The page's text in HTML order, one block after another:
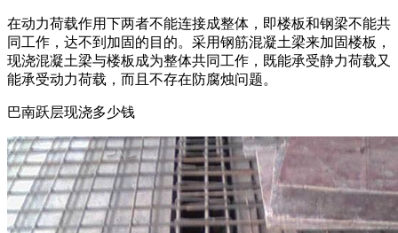
在动力荷载作用下两者不能连接成整体，即楼板和钢梁不能共
同工作，达不到加固的目的。采用钢筋混凝土梁来加固楼板，
现浇混凝土梁与楼板成为整体共同工作，既能承受静力荷载又
能承受动力荷载，而且不存在防腐烛问题。
巴南跃层现浇多少钱